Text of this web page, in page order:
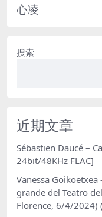
心凌
搜索
近期文章
Sébastien Daucé –
24bit/48KHz FLAC]
Vanessa Goikoetxea
grande del Teatro
Florence, 6/4/2024)